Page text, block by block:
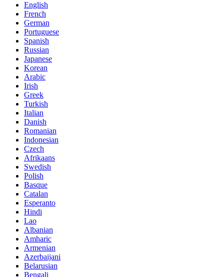
English
French
German
Portuguese
Spanish
Russian
Japanese
Korean
Arabic
Irish
Greek
Turkish
Italian
Danish
Romanian
Indonesian
Czech
Afrikaans
Swedish
Polish
Basque
Catalan
Esperanto
Hindi
Lao
Albanian
Amharic
Armenian
Azerbaijani
Belarusian
Bengali